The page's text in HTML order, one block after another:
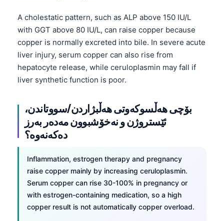
A cholestatic pattern, such as ALP above 150 IU/L
with GGT above 80 IU/L, can raise copper because
copper is normally excreted into bile. In severe acute
liver injury, serum copper can also rise from
hepatocyte release, while ceruloplasmin may fall if
liver synthetic function is poor.
بۆچی هەڵسوکەوتی هەڵبژاردن/سووتاندن،
ئێستروژن و نەخۆشبوون مەدەر بەرز
دەکەنەوە؟
Inflammation, estrogen therapy and pregnancy
raise copper mainly by increasing ceruloplasmin.
Serum copper can rise 30-100% in pregnancy or
with estrogen-containing medication, so a high
copper result is not automatically copper overload.
Tagalog
ဗမာစာ
ភាសាខ្មែរ
Kiswahili
አማርኛ
Українська
Català
Қазақ тілі
Suomi
Hrvatski